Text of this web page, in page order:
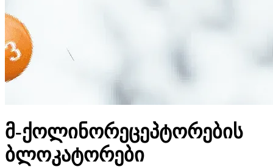
მ-ქოლინორეცეპტორების
ბლოკატორები